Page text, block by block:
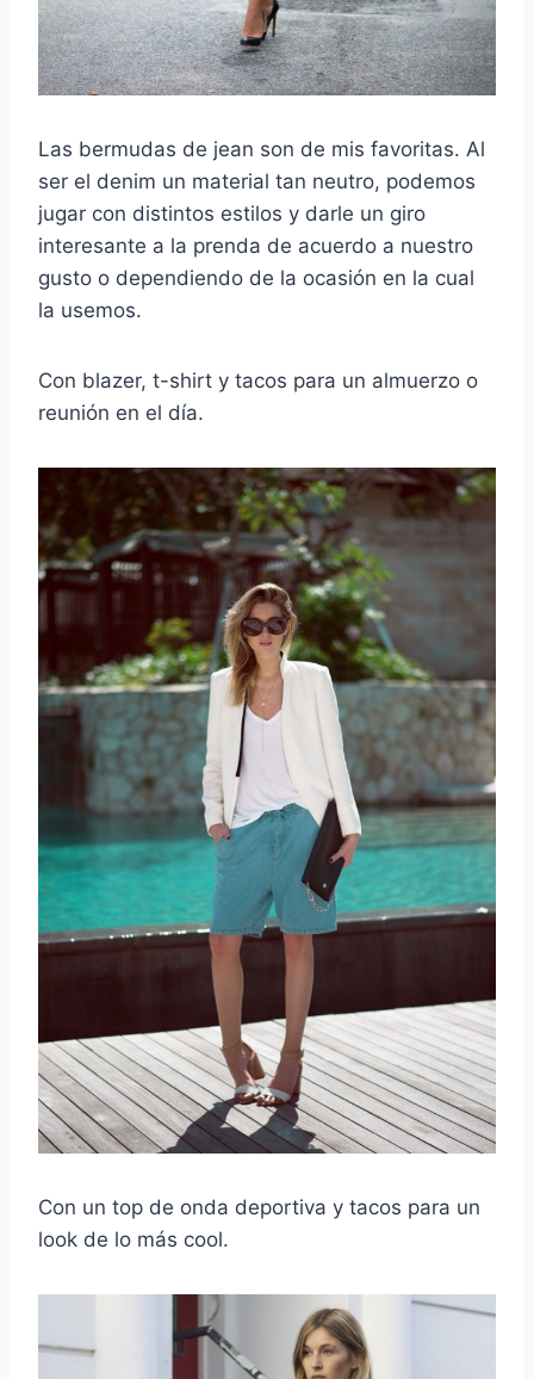
Las bermudas de jean son de mis favoritas. Al
ser el denim un material tan neutro, podemos
jugar con distintos estilos y darle un giro
interesante a la prenda de acuerdo a nuestro
gusto o dependiendo de la ocasión en la cual
la usemos.
Con blazer, t-shirt y tacos para un almuerzo o
reunión en el día.
Con un top de onda deportiva y tacos para un
look de lo más cool.